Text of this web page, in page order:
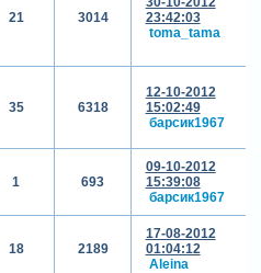
21 3014
23:42:03
toma_tama
35 6318
12-10-2012
15:02:49
барсик1967
1 693
09-10-2012
15:39:08
барсик1967
18 2189
17-08-2012
01:04:12
Aleina